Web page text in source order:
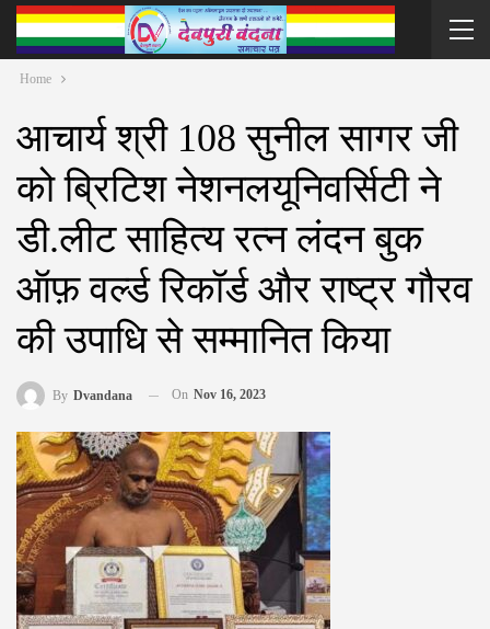
Home
आचार्य श्री 108 सुनील सागर जी
को ब्रिटिश नेशनलयूनिवर्सिटी ने
डी.लीट साहित्य रत्न लंदन बुक
ऑफ़ वर्ल्ड रिकॉर्ड और राष्ट्र गौरव
की उपाधि से सम्मानित किया
By Dvandana On Nov 16, 2023